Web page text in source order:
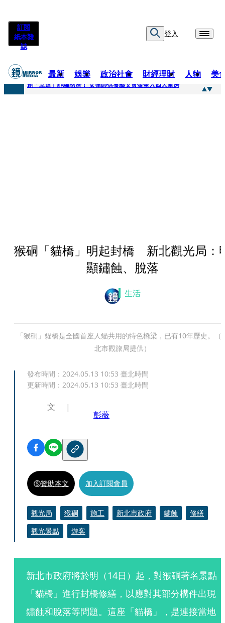
訂閱
紙本雜
誌
登入
最新 娛樂 政治社會 財經理財 人物 美
快訊
創「互道」詐騙慈濟！ 女律師供養義父黃金全入四大庫房
猴硐「貓橋」明起封橋 新北觀光局：
顯鏽蝕、脫落
生活
「猴硐」貓橋是全國首座人貓共用的特色橋梁，已有10年歷史。（
北市觀旅局提供）
發布時間： 2024.05.13 10:53 臺北時間
更新時間： 2024.05.13 10:53 臺北時間
文
彭薇
贊助本文 加入訂閱會員
觀光局 猴硐 施工 新北市政府 鏽蝕
修繕
觀光景點
遊客
新北市政府將於明（14日）起，對猴硐著名景點
「貓橋」進行封橋修繕，以應對其部分構件出現
鏽蝕和脫落等問題。這座「貓橋」，是連接當地